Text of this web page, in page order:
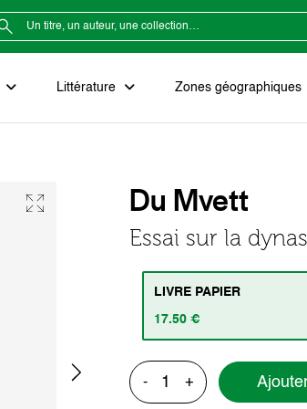
Littérature Zones géographiques
Du Mvett
Essai sur la
LIVRE PAPIER
17.50 €
- +